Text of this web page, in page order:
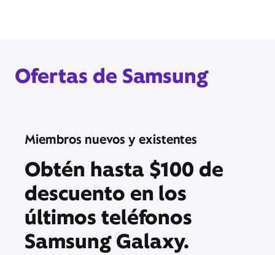
Ofertas de Samsung
Miembros nuevos y existentes
Obtén hasta $100 de
descuento en los
últimos teléfonos
Samsung Galaxy.